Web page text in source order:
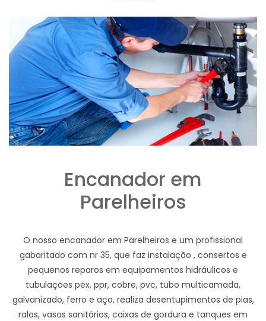
Encanador em
Parelheiros
O nosso encanador em Parelheiros e um profissional
gabaritado com nr 35, que faz instalação , consertos e
pequenos reparos em equipamentos hidráulicos e
tubulações pex, ppr, cobre, pvc, tubo multicamada,
galvanizado, ferro e aço, realiza desentupimentos de pias,
ralos, vasos sanitários, caixas de gordura e tanques em